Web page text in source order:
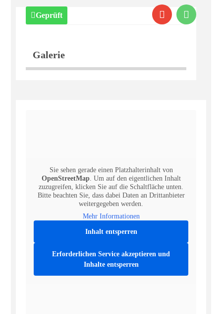
Geprüft
Galerie
Sie sehen gerade einen Platzhalterinhalt von
OpenStreetMap. Um auf den eigentlichen Inhalt
zuzugreifen, klicken Sie auf die Schaltfläche unten.
Bitte beachten Sie, dass dabei Daten an Drittanbieter
weitergegeben werden.
Mehr Informationen
Inhalt entsperren
Erforderlichen Service akzeptieren und
Inhalte entsperren